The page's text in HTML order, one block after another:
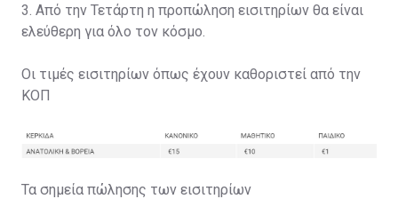
3. Από την Τετάρτη η προπώληση εισιτηρίων θα είναι
ελεύθερη για όλο τον κόσμο.
Οι τιμές εισιτηρίων όπως έχουν καθοριστεί από την
ΚΟΠ
Τα σημεία πώλησης των εισιτηρίων